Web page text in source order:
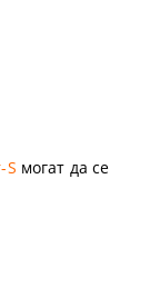
S могат да се